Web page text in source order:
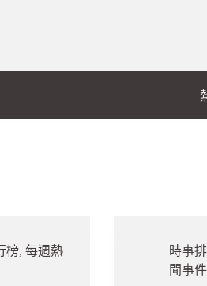
榜, 每週熱
時事
聞事件